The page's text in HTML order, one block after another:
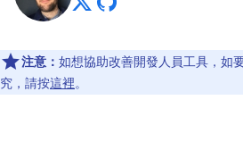
注意： 如想協助改善開發人員工具，如
究，請按這裡。